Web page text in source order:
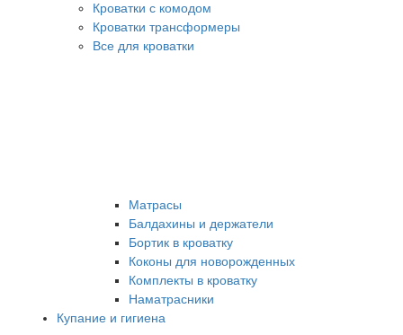
Кроватки с комодом
Кроватки трансформеры
Все для кроватки
Матрасы
Балдахины и держатели
Бортик в кроватку
Коконы для новорожденных
Комплекты в кроватку
Наматрасники
Купание и гигиена